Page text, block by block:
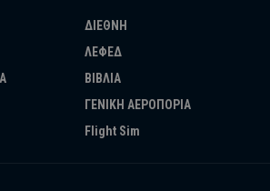
ΔΙΕΘΝΗ
ΛΕΦΕΔ
ΒΙΒΛΙΑ
ΓΕΝΙΚΗ ΑΕΡΟΠΟΡΙΑ
Flight Sim